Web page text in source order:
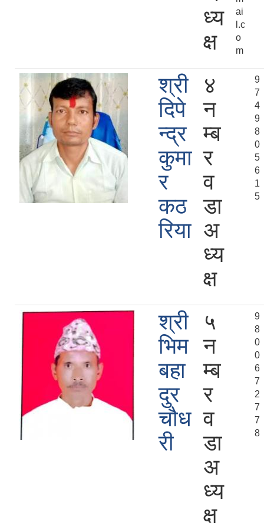
ध्य
क्ष
ai
l.c
o
m
श्री
दिपे
न्द्र
कुमा
र
कठ
रिया
४
न
म्ब
र
व
डा
अ
ध्य
क्ष
9
7
4
9
8
0
5
6
1
5
श्री
भिम
बहा
दुर
चौध
री
५
न
म्ब
र
व
डा
अ
ध्य
क्ष
9
8
0
0
6
7
2
7
7
8